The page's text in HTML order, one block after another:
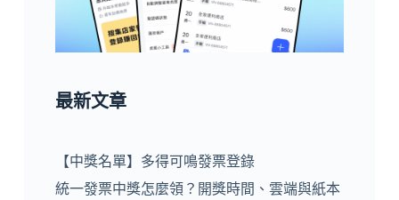
最新文章
【中獎名單】多得可鳴發票登錄
統一發票中獎怎麼領？開獎時間、雲端與紙本